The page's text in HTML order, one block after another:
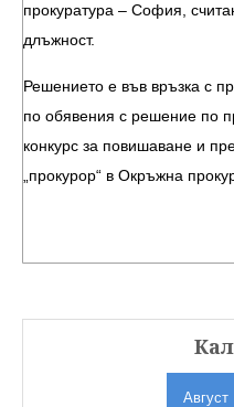
прокуратура – София,
длъжност.
Решението е във връзка с
по обявения с решение по
конкурс за повишаване и
„прокурор“ в Окръжна
Август